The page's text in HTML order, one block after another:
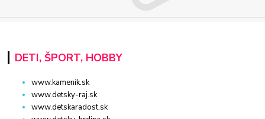
DETI, ŠPORT, HOBBY
www.kamenik.sk
www.detsky-raj.sk
www.detskaradost.sk